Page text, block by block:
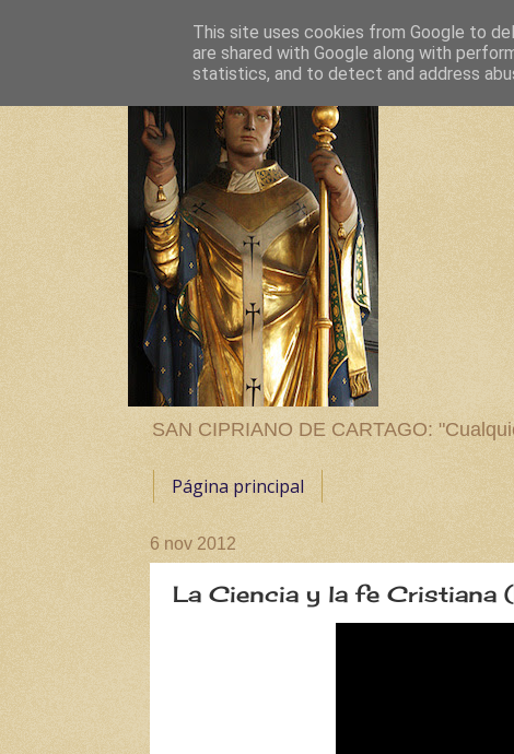
SAN CIPRIANO DE CARTAGO:
Página principal
6 nov 2012
La Ciencia y la fe Cristiana
This site uses cookies from Google to
are shared with Google along with
statistics, and to detect and address